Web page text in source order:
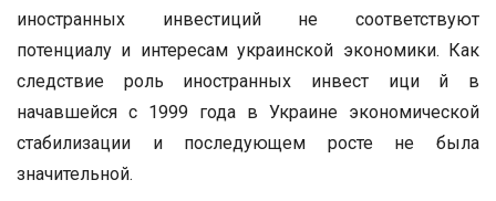
иностранных инвестиций не соответствуют
потенциалу и интересам украинской экономики. Как
следствие роль иностранных инвест ици й в
начавшейся с 1999 года в Украине экономической
стабилизации и последующем росте не была
значительной.